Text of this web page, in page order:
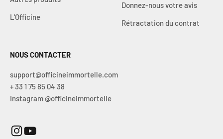
L'Officine
Donnez-nous votre avis
Rétractation du contrat
NOUS CONTACTER
support@officineimmortelle.com
+ 33 1 75 85 04 38
Instagram @officineimmortelle